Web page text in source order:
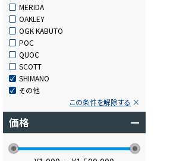
MERIDA
OAKLEY
OGK KABUTO
POC
QUOC
SCOTT
SHIMANO
その他
この条件を解除する
価格 ー